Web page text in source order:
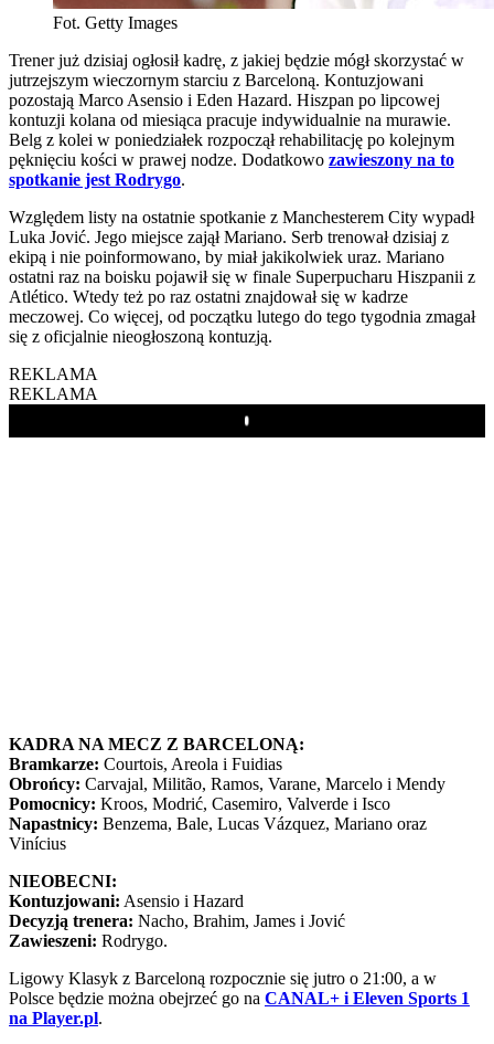
Fot. Getty Images
Trener już dzisiaj ogłosił kadrę, z jakiej będzie mógł skorzystać w
jutrzejszym wieczornym starciu z Barceloną. Kontuzjowani
pozostają Marco Asensio i Eden Hazard. Hiszpan po lipcowej
kontuzji kolana od miesiąca pracuje indywidualnie na murawie.
Belg z kolei w poniedziałek rozpoczął rehabilitację po kolejnym
pęknięciu kości w prawej nodze. Dodatkowo zawieszony na to
spotkanie jest Rodrygo.
Względem listy na ostatnie spotkanie z Manchesterem City wypadł
Luka Jović. Jego miejsce zajął Mariano. Serb trenował dzisiaj z
ekipą i nie poinformowano, by miał jakikolwiek uraz. Mariano
ostatni raz na boisku pojawił się w finale Superpucharu Hiszpanii z
Atlético. Wtedy też po raz ostatni znajdował się w kadrze
meczowej. Co więcej, od początku lutego do tego tygodnia zmagał
się z oficjalnie nieogłoszoną kontuzją.
REKLAMA
REKLAMA
Play
KADRA NA MECZ Z BARCELONĄ:
Bramkarze: Courtois, Areola i Fuidias
Obrońcy: Carvajal, Militão, Ramos, Varane, Marcelo i Mendy
Pomocnicy: Kroos, Modrić, Casemiro, Valverde i Isco
Napastnicy: Benzema, Bale, Lucas Vázquez, Mariano oraz
Vinícius
NIEOBECNI:
Kontuzjowani: Asensio i Hazard
Decyzją trenera: Nacho, Brahim, James i Jović
Zawieszeni: Rodrygo.
Ligowy Klasyk z Barceloną rozpocznie się jutro o 21:00, a w
Polsce będzie można obejrzeć go na CANAL+ i Eleven Sports 1
na Player.pl.